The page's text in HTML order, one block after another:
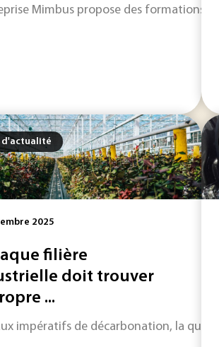
Mimbus propose des formations
2025
filière
doit trouver
...
impératifs de décarbonation, la